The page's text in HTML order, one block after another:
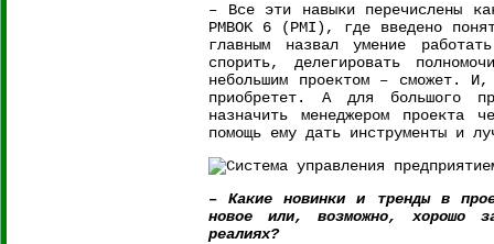
– Все эти навыки перечислены
PMBOK 6 (PMI), где введено
главным назвал умение
спорить, делегировать
небольшим проектом – сможет.
приобретет. А для большого
назначить менеджером
помощь ему дать инструменты и
– Какие новинки и тренды в
новое или, возможно, хорошо
реалиях?